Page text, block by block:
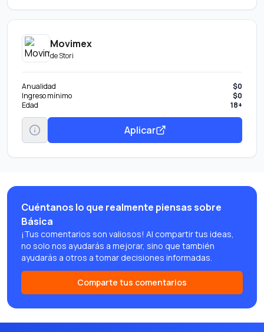
Movimex
deStori
Anualidad
$0
Ingreso mínimo
$0
Edad
18+
Aplicar
Cuéntanos lo que realmente piensas sobre
Básica
¡Tus comentarios son valiosos! Al compartir tus ideas,
no solo nos ayudarás a mejorar, sino que también
ayudarás a otros a tomar decisiones informadas.
Comparte tus comentarios